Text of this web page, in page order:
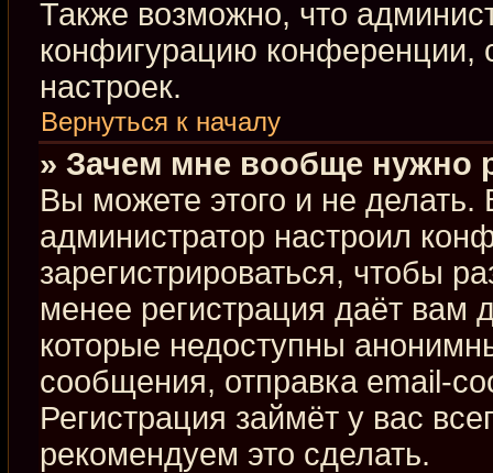
Также возможно, что
конфигурацию конференции,
настроек.
Вернуться к началу
» Зачем мне вообще нужно
Вы можете этого и не делать.
администратор настроил
зарегистрироваться, чтобы
менее регистрация даёт вам
которые недоступны
сообщения, отправка email-
Регистрация займёт у вас
рекомендуем это сделать.